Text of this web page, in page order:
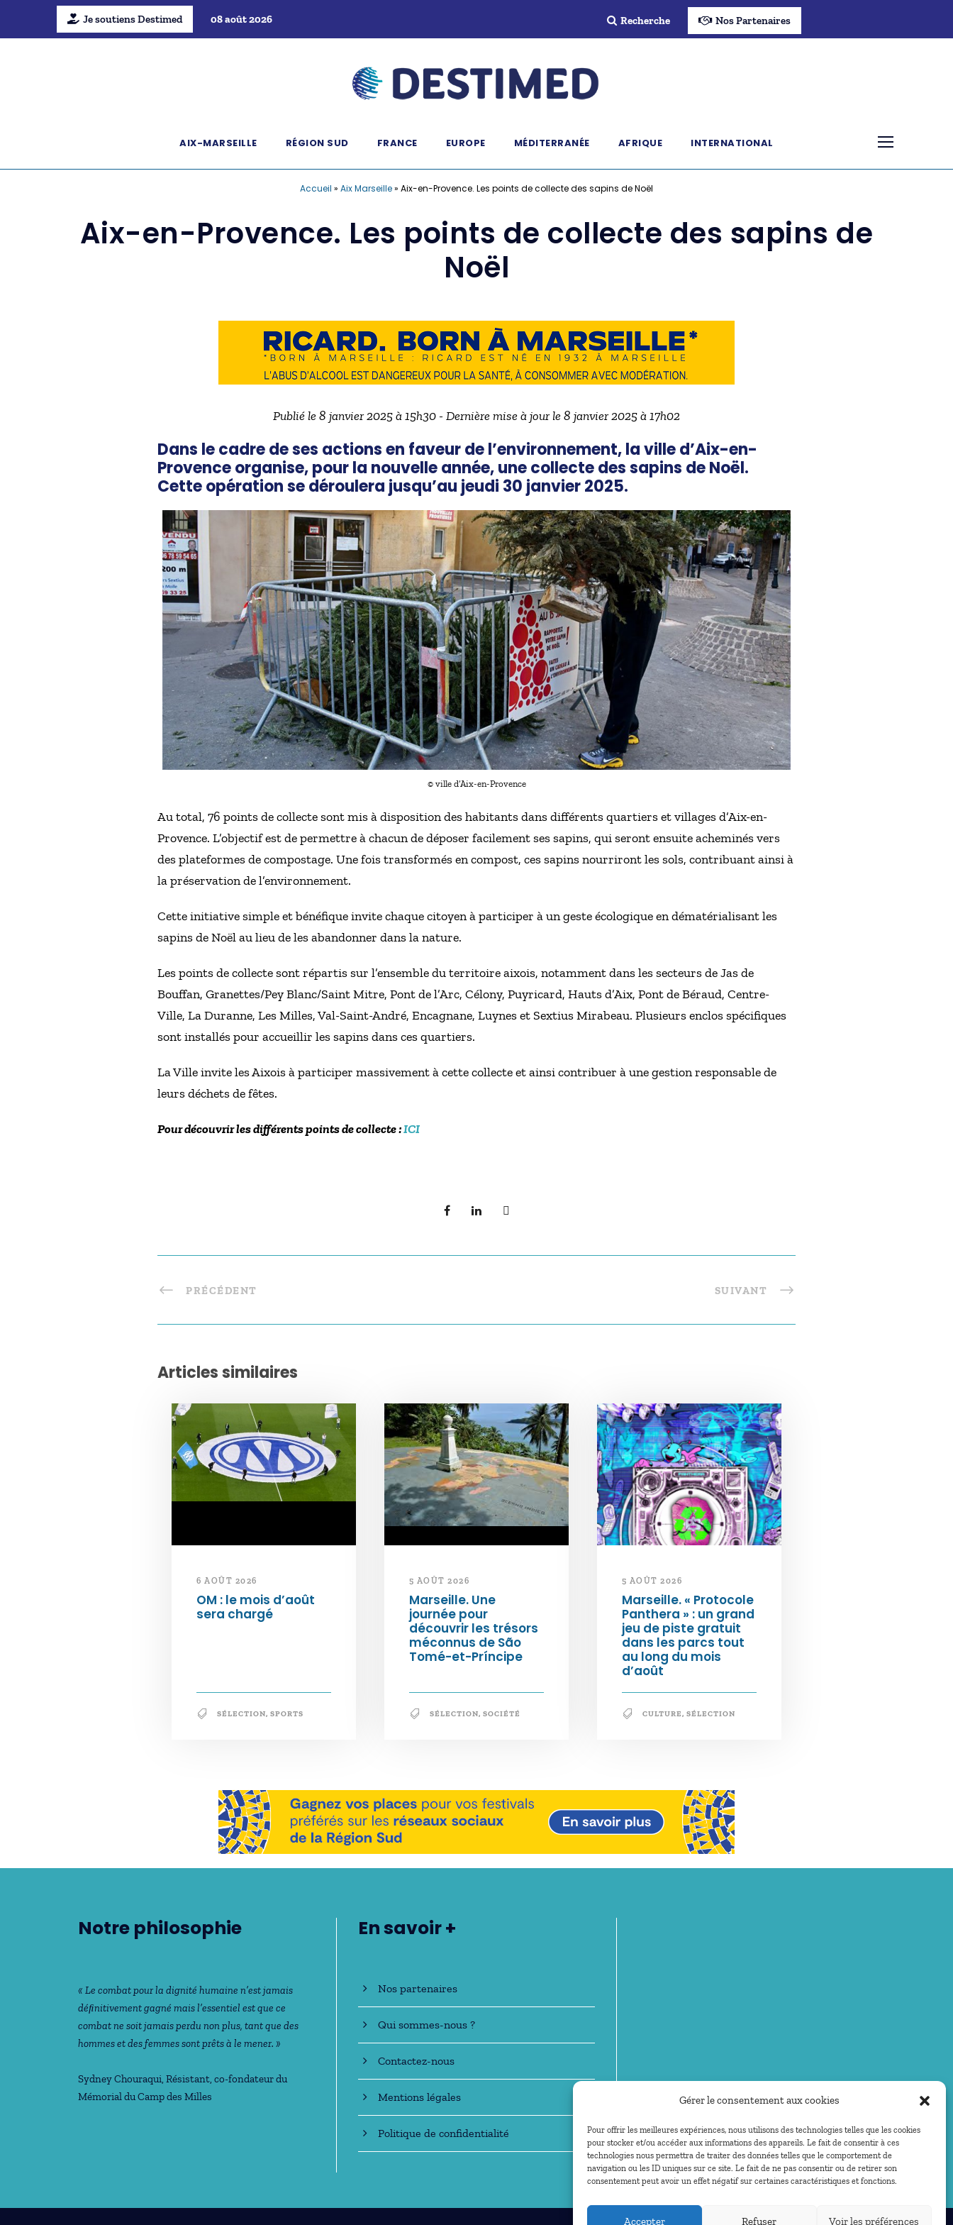
Gérer le consentement aux cookies
Pour offrir les meilleures expériences, nous utilisons des technologies telles que les cookies
pour stocker et/ou accéder aux informations des appareils. Le fait de consentir à ces
technologies nous permettra de traiter des données telles que le comportement de
navigation ou les ID uniques sur ce site. Le fait de ne pas consentir ou de retirer son
consentement peut avoir un effet négatif sur certaines caractéristiques et fonctions.
Accepter Refuser Voir les préférences
Je soutiens Destimed 08 août 2026 Recherche Nos Partenaires
AIX-MARSEILLE RÉGION SUD FRANCE EUROPE MÉDITERRANÉE AFRIQUE INTERNATIONAL
Accueil » Aix Marseille» Aix-en-Provence. Les points de collecte des sapins de Noël
Aix-en-Provence. Les points de collecte des sapins de
Noël
Publié le 8 janvier 2025 à 15h30 - Dernière mise à jour le 8 janvier 2025 à 17h02
Dans le cadre de ses actions en faveur de l’environnement, la ville d’Aix-en-
Provence organise, pour la nouvelle année, une collecte des sapins de Noël.
Cette opération se déroulera jusqu’au jeudi 30 janvier 2025.
© ville d’Aix-en-Provence
Au total, 76 points de collecte sont mis à disposition des habitants dans différents quartiers et villages d’Aix-en-
Provence. L’objectif est de permettre à chacun de déposer facilement ses sapins, qui seront ensuite acheminés vers
des plateformes de compostage. Une fois transformés en compost, ces sapins nourriront les sols, contribuant ainsi à
la préservation de l’environnement.
Cette initiative simple et bénéfique invite chaque citoyen à participer à un geste écologique en dématérialisant les
sapins de Noël au lieu de les abandonner dans la nature.
Les points de collecte sont répartis sur l’ensemble du territoire aixois, notamment dans les secteurs de Jas de
Bouffan, Granettes/Pey Blanc/Saint Mitre, Pont de l’Arc, Célony, Puyricard, Hauts d’Aix, Pont de Béraud, Centre-
Ville, La Duranne, Les Milles, Val-Saint-André, Encagnane, Luynes et Sextius Mirabeau. Plusieurs enclos spécifiques
sont installés pour accueillir les sapins dans ces quartiers.
La Ville invite les Aixois à participer massivement à cette collecte et ainsi contribuer à une gestion responsable de
leurs déchets de fêtes.
Pour découvrir les différents points de collecte :ICI
PRÉCÉDENT SUIVANT
Articles similaires
6 AOÛT 2026
OM : le mois d’août
sera chargé
SÉLECTION, SPORTS
5 AOÛT 2026
Marseille. Une
journée pour
découvrir les trésors
méconnus de São
Tomé-et-Príncipe
SÉLECTION, SOCIÉTÉ
5 AOÛT 2026
Marseille. « Protocole
Panthera » : un grand
jeu de piste gratuit
dans les parcs tout
au long du mois
d’août
CULTURE, SÉLECTION
Notre philosophie
« Le combat pour la dignité humaine n’est jamais
déﬁnitivement gagné mais l’essentiel est que ce
combat ne soit jamais perdu non plus, tant que des
hommes et des femmes sont prêts à le mener. »
Sydney Chouraqui, Résistant, co-fondateur du
Mémorial du Camp des Milles
En savoir +
Nos partenaires
Qui sommes-nous ?
Contactez-nous
Mentions légales
Politique de confidentialité